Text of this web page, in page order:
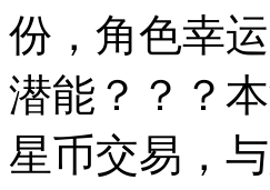
份，角色幸
潜能？？？
星币交易，